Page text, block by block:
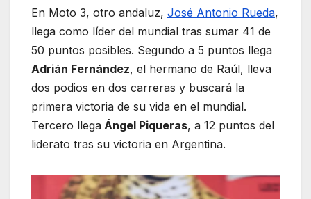
En Moto 3, otro andaluz, José Antonio Rueda,
llega como líder del mundial tras sumar 41 de
50 puntos posibles. Segundo a 5 puntos llega
Adrián Fernández, el hermano de Raúl, lleva
dos podios en dos carreras y buscará la
primera victoria de su vida en el mundial.
Tercero llega Ángel Piqueras, a 12 puntos del
liderato tras su victoria en Argentina.